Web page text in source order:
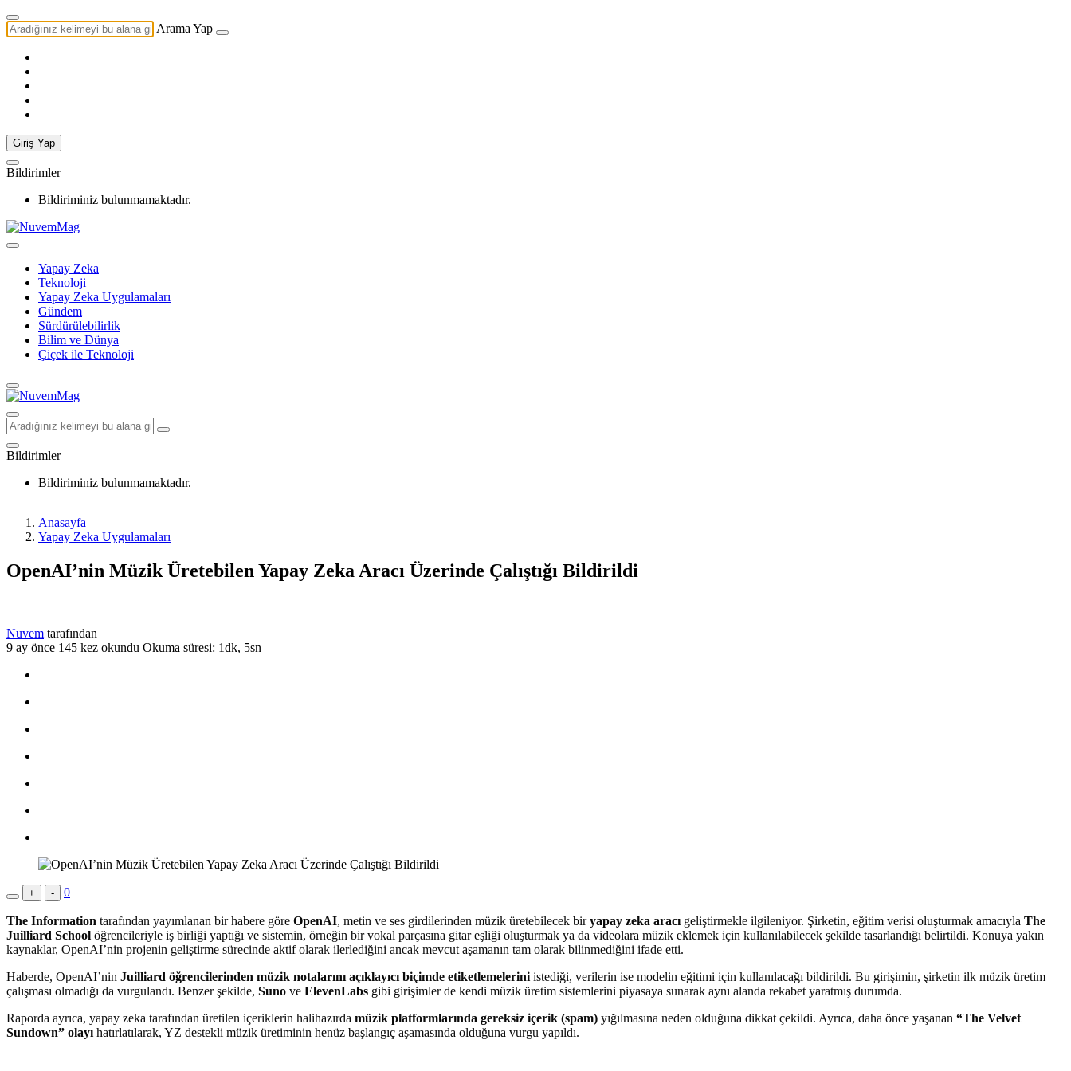
Arama Yap
Giriş Yap
Bildirimler
Bildiriminiz bulunmamaktadır.
Yapay Zeka
Teknoloji
Yapay Zeka Uygulamaları
Gündem
Sürdürülebilirlik
Bilim ve Dünya
Çiçek ile Teknoloji
Bildirimler
Bildiriminiz bulunmamaktadır.
Anasayfa
Yapay Zeka Uygulamaları
OpenAI’nin Müzik Üretebilen Yapay Zeka Aracı Üzerinde Çalıştığı Bildirildi
Nuvem tarafından
9 ay önce 145 kez okundu Okuma süresi: 1dk, 5sn
+ - 0
The Information tarafından yayımlanan bir habere göre OpenAI, metin ve ses girdilerinden müzik üretebilecek biryapay zeka aracı geliştirmekle ilgileniyor. Şirketin, eğitim verisi oluşturmak amacıyla The
Juilliard School öğrencileriyle iş birliği yaptığı ve sistemin, örneğin bir vokal parçasına gitar eşliği oluşturmak ya da videolara müzik eklemek için kullanılabilecek şekilde tasarlandığı belirtildi. Konuya yakın
kaynaklar, OpenAI’nin projenin geliştirme sürecinde aktif olarak ilerlediğini ancak mevcut aşamanın tam olarak bilinmediğini ifade etti.
Haberde, OpenAI’nin Juilliard öğrencilerinden müzik notalarını açıklayıcı biçimde etiketlemelerini istediği, verilerin ise modelin eğitimi için kullanılacağı bildirildi. Bu girişimin, şirketin ilk müzik üretim
çalışması olmadığı da vurgulandı. Benzer şekilde, Suno ve ElevenLabs gibi girişimler de kendi müzik üretim sistemlerini piyasaya sunarak aynı alanda rekabet yaratmış durumda.
Raporda ayrıca, yapay zeka tarafından üretilen içeriklerin halihazırda müzik platformlarında gereksiz içerik (spam) yığılmasına neden olduğuna dikkat çekildi. Ayrıca, daha önce yaşanan “The Velvet
Sundown” olayı hatırlatılarak, YZ destekli müzik üretiminin henüz başlangıç aşamasında olduğuna vurgu yapıldı.